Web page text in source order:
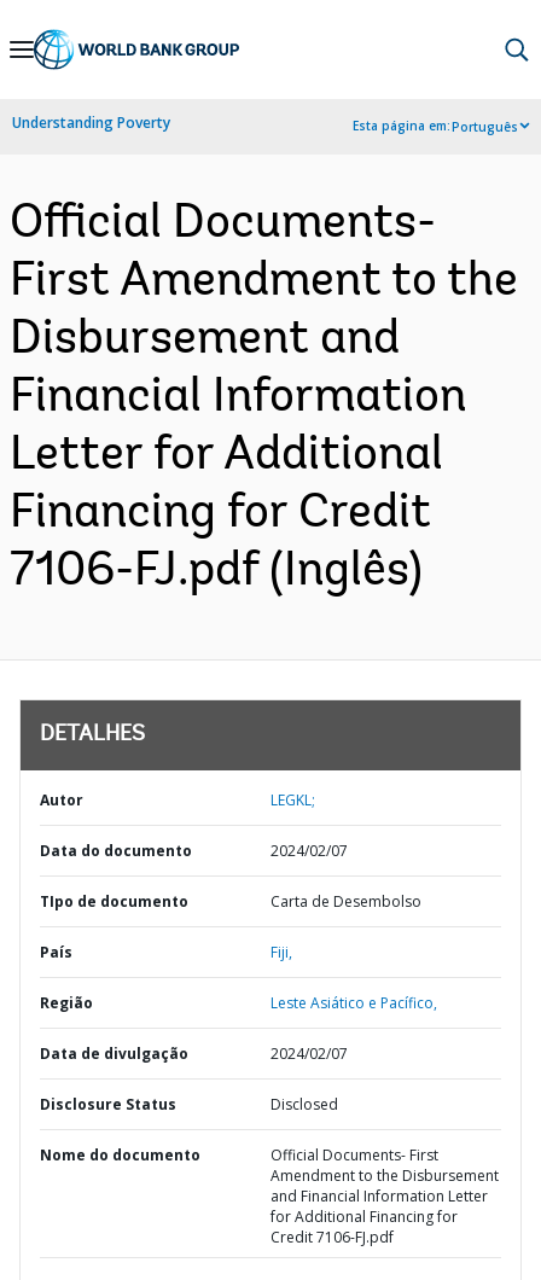
Skip
Navigation
Understanding Poverty Esta página em:Português
Official Documents-
First Amendment to the
Disbursement and
Financial Information
Letter for Additional
Financing for Credit
7106-FJ.pdf (Inglês)
DETALHES
Autor LEGKL;
Data do documento 2024/02/07
TIpo de documento Carta de Desembolso
País Fiji,
Região Leste Asiático e Pacífico,
Data de divulgação 2024/02/07
Disclosure Status Disclosed
Nome do documento
Official Documents- First
Amendment to the Disbursement
and Financial Information Letter
for Additional Financing for
Credit 7106-FJ.pdf